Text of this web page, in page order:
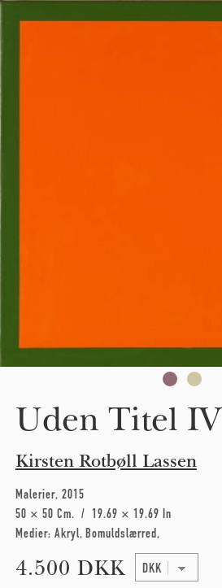
Uden Titel IV
Kirsten Rotbøll Lassen
Malerier 2015
50 × 50 Cm
19.69 × 19.69 In
Medier: Akryl Bomuldslærred
4.500 DKK